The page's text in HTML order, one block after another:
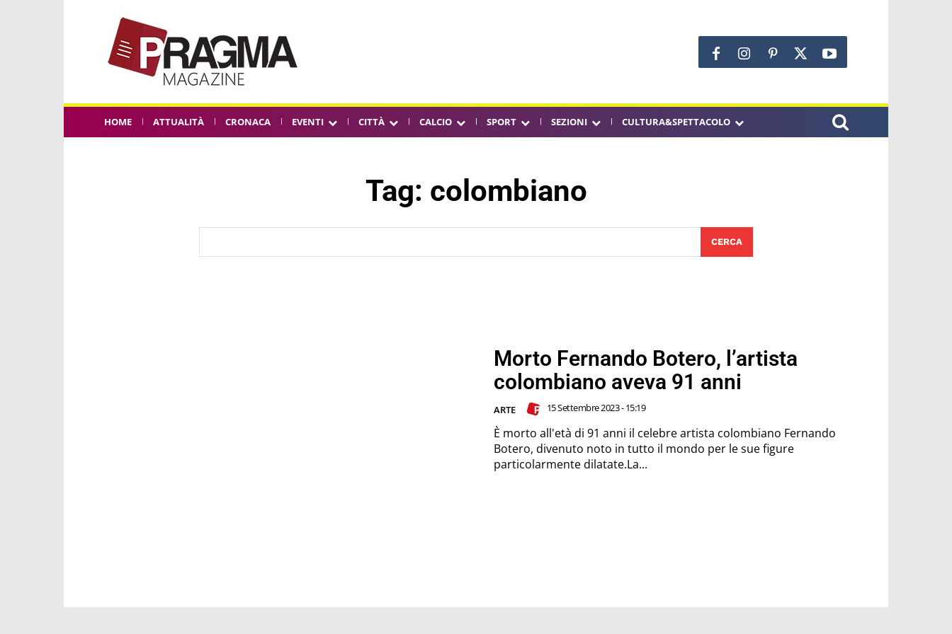
HOME ATTUALITÀ CRONACA EVENTI CITTÀ CALCIO SPORT SEZIONI CULTURA&SPETTACOLO
Tag: colombiano
CERCA
Morto Fernando Botero, l’artista
colombiano aveva 91 anni
ARTE 15 Settembre 2023 - 15:19
È morto all'età di 91 anni il celebre artista colombiano Fernando
Botero, divenuto noto in tutto il mondo per le sue figure
particolarmente dilatate.La...